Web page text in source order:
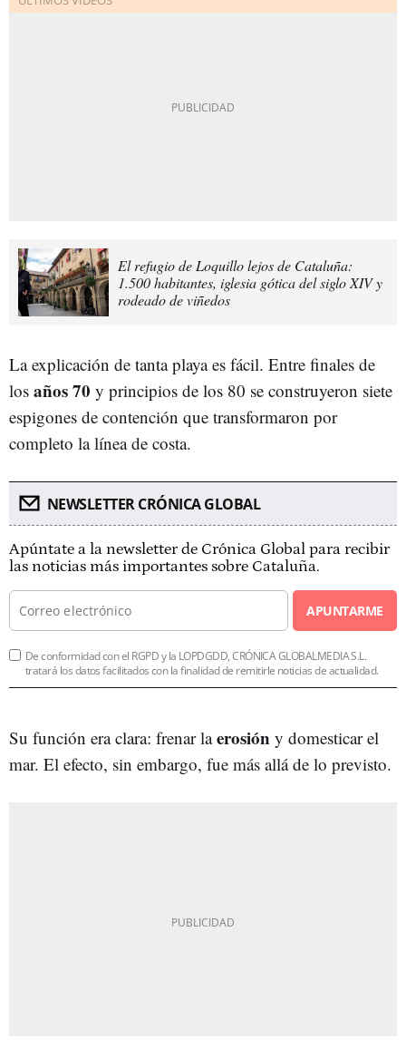
El refugio de Loquillo lejos de Cataluña:
1.500 habitantes, iglesia gótica del siglo XIV y
rodeado de viñedos
La explicación de tanta playa es fácil. Entre finales de
los años 70 y principios de los 80 se construyeron siete
espigones de contención que transformaron por
completo la línea de costa.
NEWSLETTER CRÓNICA GLOBAL
Apúntate a la newsletter de Crónica Global para recibir
las noticias más importantes sobre Cataluña.
APUNTARME
De conformidad con el RGPD y la LOPDGDD, CRÓNICA GLOBALMEDIA S.L.
tratará los datos facilitados con la finalidad de remitirle noticias de actualidad.
Su función era clara: frenar laerosión y domesticar el
mar. El efecto, sin embargo, fue más allá de lo previsto.